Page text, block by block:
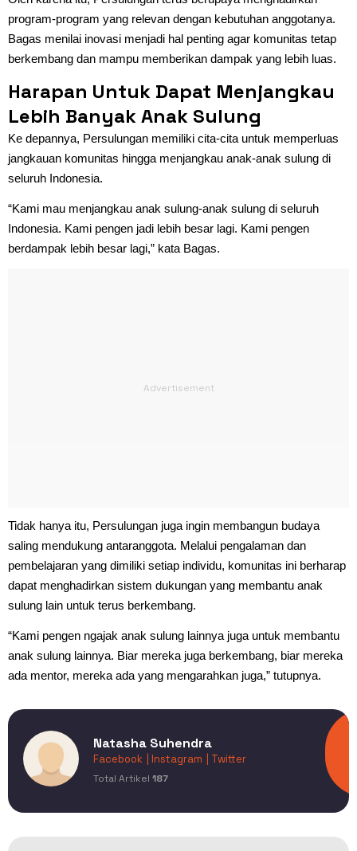
program-program yang relevan dengan kebutuhan anggotanya.
Bagas menilai inovasi menjadi hal penting agar komunitas tetap
berkembang dan mampu memberikan dampak yang lebih luas.
Harapan Untuk Dapat Menjangkau
Lebih Banyak Anak Sulung
Ke depannya, Persulungan memiliki cita-cita untuk memperluas
jangkauan komunitas hingga menjangkau anak-anak sulung di
seluruh Indonesia.
“Kami mau menjangkau anak sulung-anak sulung di seluruh
Indonesia. Kami pengen jadi lebih besar lagi. Kami pengen
berdampak lebih besar lagi,” kata Bagas.
Tidak hanya itu, Persulungan juga ingin membangun budaya
saling mendukung antaranggota. Melalui pengalaman dan
pembelajaran yang dimiliki setiap individu, komunitas ini berharap
dapat menghadirkan sistem dukungan yang membantu anak
sulung lain untuk terus berkembang.
“Kami pengen ngajak anak sulung lainnya juga untuk membantu
anak sulung lainnya. Biar mereka juga berkembang, biar mereka
ada mentor, mereka ada yang mengarahkan juga,” tutupnya.
Natasha Suhendra
Facebook | Instagram | Twitter
Total Artikel 187